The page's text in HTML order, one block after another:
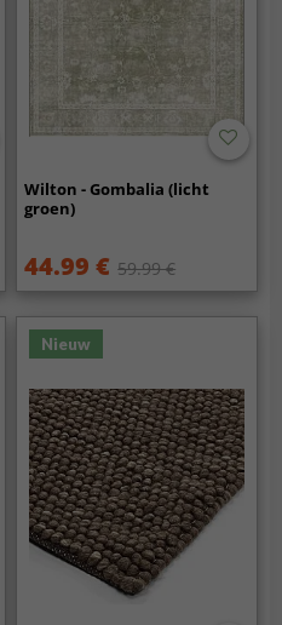
Wilton - Gombalia (licht
groen)
44.99 € 59.99 €
Nieuw